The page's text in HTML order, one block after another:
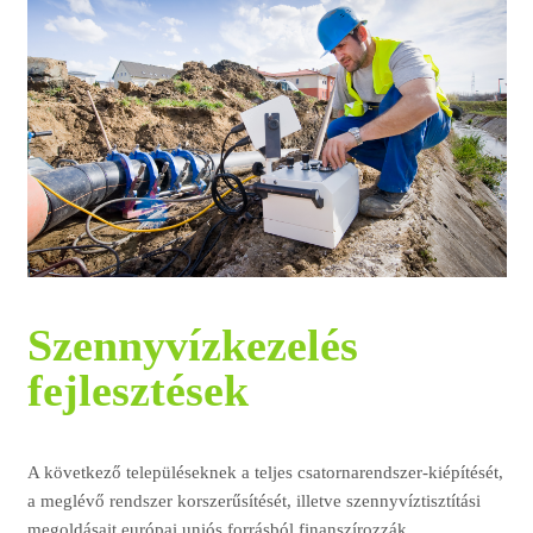
Szennyvízkezelés
fejlesztések
A következő településeknek a teljes csatornarendszer-kiépítését,
a meglévő rendszer korszerűsítését, illetve szennyvíztisztítási
megoldásait európai uniós forrásból finanszírozzák.